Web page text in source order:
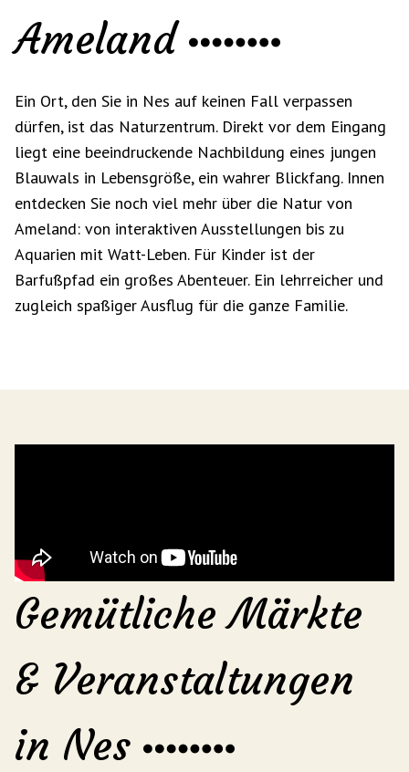
Ameland
Ein Ort, den Sie in Nes auf keinen Fall verpassen
dürfen, ist das Naturzentrum. Direkt vor dem Eingang
liegt eine beeindruckende Nachbildung eines jungen
Blauwals in Lebensgröße, ein wahrer Blickfang. Innen
entdecken Sie noch viel mehr über die Natur von
Ameland: von interaktiven Ausstellungen bis zu
Aquarien mit Watt-Leben. Für Kinder ist der
Barfußpfad ein großes Abenteuer. Ein lehrreicher und
zugleich spaßiger Ausflug für die ganze Familie.
Gemütliche Märkte
& Veranstaltungen
in Nes